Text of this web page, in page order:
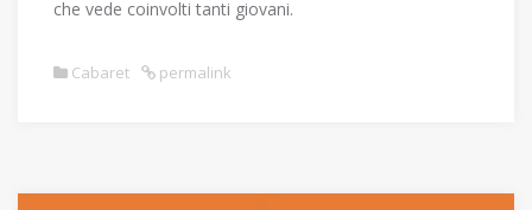
che vede coinvolti tanti giovani.
Cabaret permalink